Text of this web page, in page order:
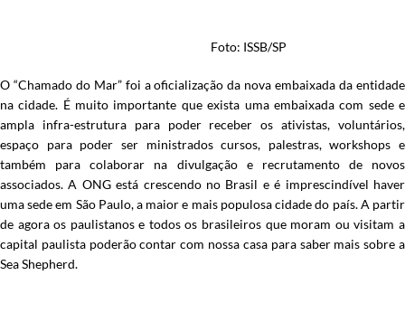
Foto: ISSB/SP
O “Chamado do Mar” foi a oficialização da nova embaixada da entidade
na cidade. É muito importante que exista uma embaixada com sede e
ampla infra-estrutura para poder receber os ativistas, voluntários,
espaço para poder ser ministrados cursos, palestras, workshops e
também para colaborar na divulgação e recrutamento de novos
associados. A ONG está crescendo no Brasil e é imprescindível haver
uma sede em São Paulo, a maior e mais populosa cidade do país. A partir
de agora os paulistanos e todos os brasileiros que moram ou visitam a
capital paulista poderão contar com nossa casa para saber mais sobre a
Sea Shepherd.